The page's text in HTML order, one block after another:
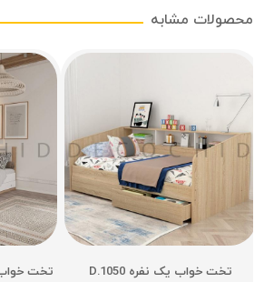
محصولات مشابه
تخت خواب یک نفره D.1050